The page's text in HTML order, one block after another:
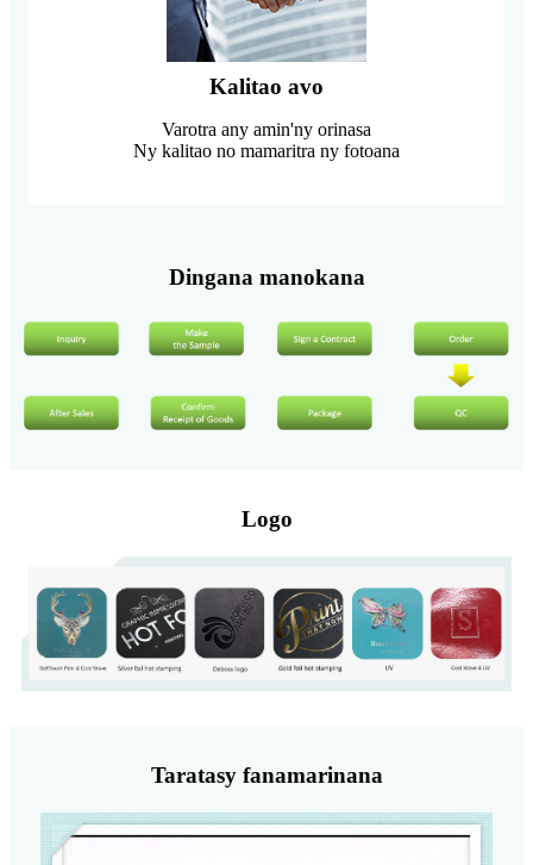
Kalitao avo
Varotra any amin'ny orinasa
Ny kalitao no mamaritra ny fotoana
Dingana manokana
Logo
Taratasy fanamarinana